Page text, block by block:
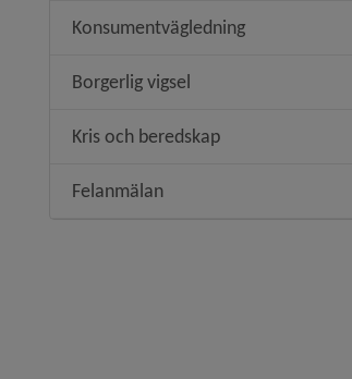
Konsumentvägledning
Borgerlig vigsel
Kris och beredskap
Felanmälan